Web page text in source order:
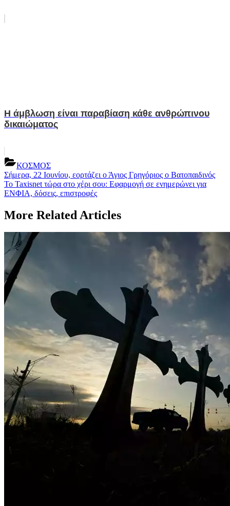
Η άμβλωση είναι παραβίαση κάθε ανθρώπινου
δικαιώματος
ΚΟΣΜΟΣ
Post
navigation
Previous
Post:
Σήμερα, 22 Ιουνίου, εορτάζει ο Άγιος Γρηγόριος ο Βατοπαιδινός
Next
Post:
Το Taxisnet τώρα στο χέρι σου: Εφαρμογή σε ενημερώνει για
ΕΝΦΙΑ, δόσεις, επιστροφές
More Related Articles